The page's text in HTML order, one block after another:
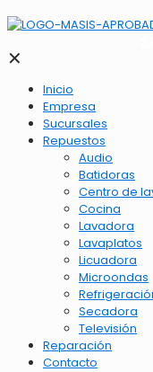
✕
Inicio
Empresa
Sucursales
Repuestos
Audio
Batidoras
Centro de
Cocina
Lavadora
Lavaplatos
Licuadora
Microondas
Secadora
Televisión
Reparación
Contacto